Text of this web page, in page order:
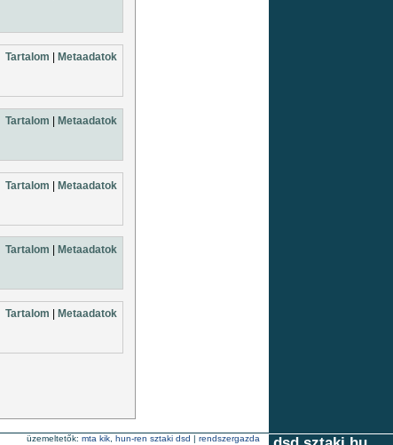
Tartalom Metaadatok
Tartalom Metaadatok
Tartalom | Metaadatok
Tartalom Metaadatok
Tartalom Metaadatok
üzemeltetők: mta kik hun-ren sztaki dsd | rendszergazda